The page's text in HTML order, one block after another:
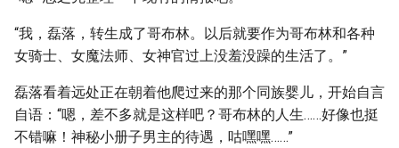
“我，磊落，转生成了哥布林。以后就要作为哥布林和各种
女骑士、女魔法师、女神官过上没羞没躁的生活了。”
磊落看着远处正在朝着他爬过来的那个同族婴儿，开始自言
自语：“嗯，差不多就是这样吧？哥布林的人生……好像也挺
不错嘛！神秘小册子男主的待遇，咕嘿嘿……”